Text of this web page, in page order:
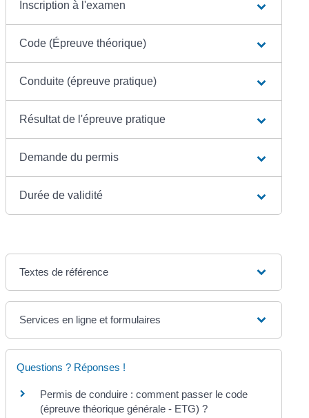
Inscription à l'examen
Code (Épreuve théorique)
Conduite (épreuve pratique)
Résultat de l'épreuve pratique
Demande du permis
Durée de validité
Textes de référence
Services en ligne et formulaires
Questions ? Réponses !
Permis de conduire : comment passer le code
(épreuve théorique générale - ETG) ?